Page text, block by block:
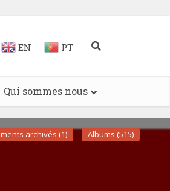
EN PT
Qui sommes nous
archivés (1)
Albums (515)